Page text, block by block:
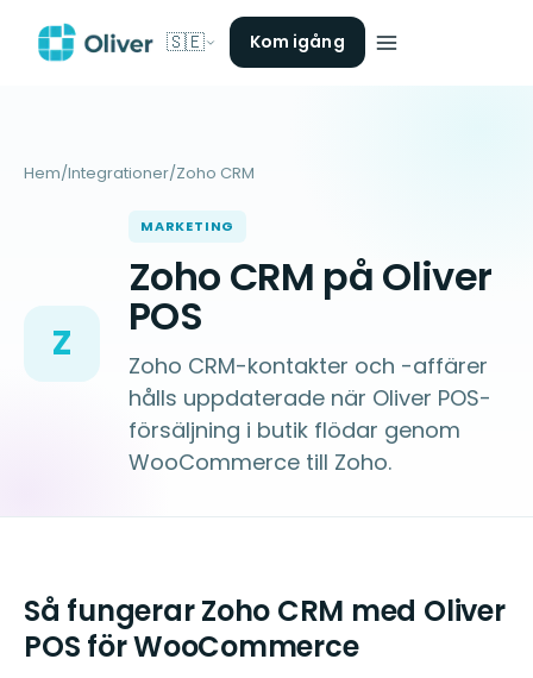
🇸🇪 Kom igång
Hem/Integrationer/Zoho CRM
Z
MARKETING
Zoho CRM på Oliver
POS
Zoho CRM-kontakter och -affärer
hålls uppdaterade när Oliver POS-
försäljning i butik flödar genom
WooCommerce till Zoho.
Så fungerar Zoho CRM med Oliver
POS för WooCommerce